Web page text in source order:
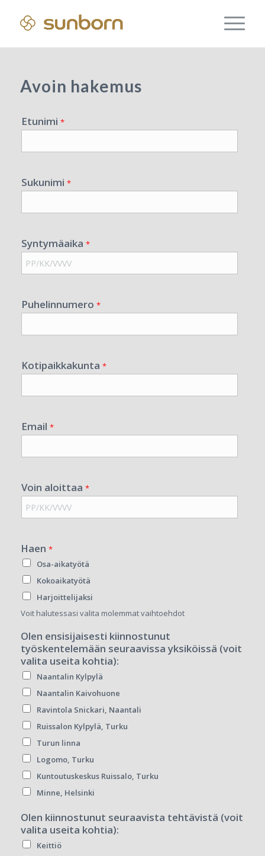
Avoin hakemus
Etunimi *
Sukunimi *
Syntymäaika *
Puhelinnumero *
Kotipaikkakunta *
Email *
Voin aloittaa *
Haen *
Osa-aikatyötä
Kokoaikatyötä
Harjoittelijaksi
Voit halutessasi valita molemmat vaihtoehdot
Olen ensisijaisesti kiinnostunut
työskentelemään seuraavissa yksiköissä (voit
valita useita kohtia):
Naantalin Kylpylä
Naantalin Kaivohuone
Ravintola Snickari, Naantali
Ruissalon Kylpylä, Turku
Turun linna
Logomo, Turku
Kuntoutuskeskus Ruissalo, Turku
Minne, Helsinki
Olen kiinnostunut seuraavista tehtävistä (voit
valita useita kohtia):
Keittiö